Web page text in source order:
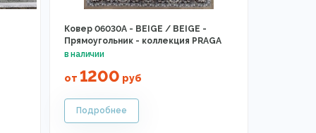
Ковер 06030A - BEIGE / BEIGE -
Прямоугольник - коллекция PRAGA
от 1200 руб